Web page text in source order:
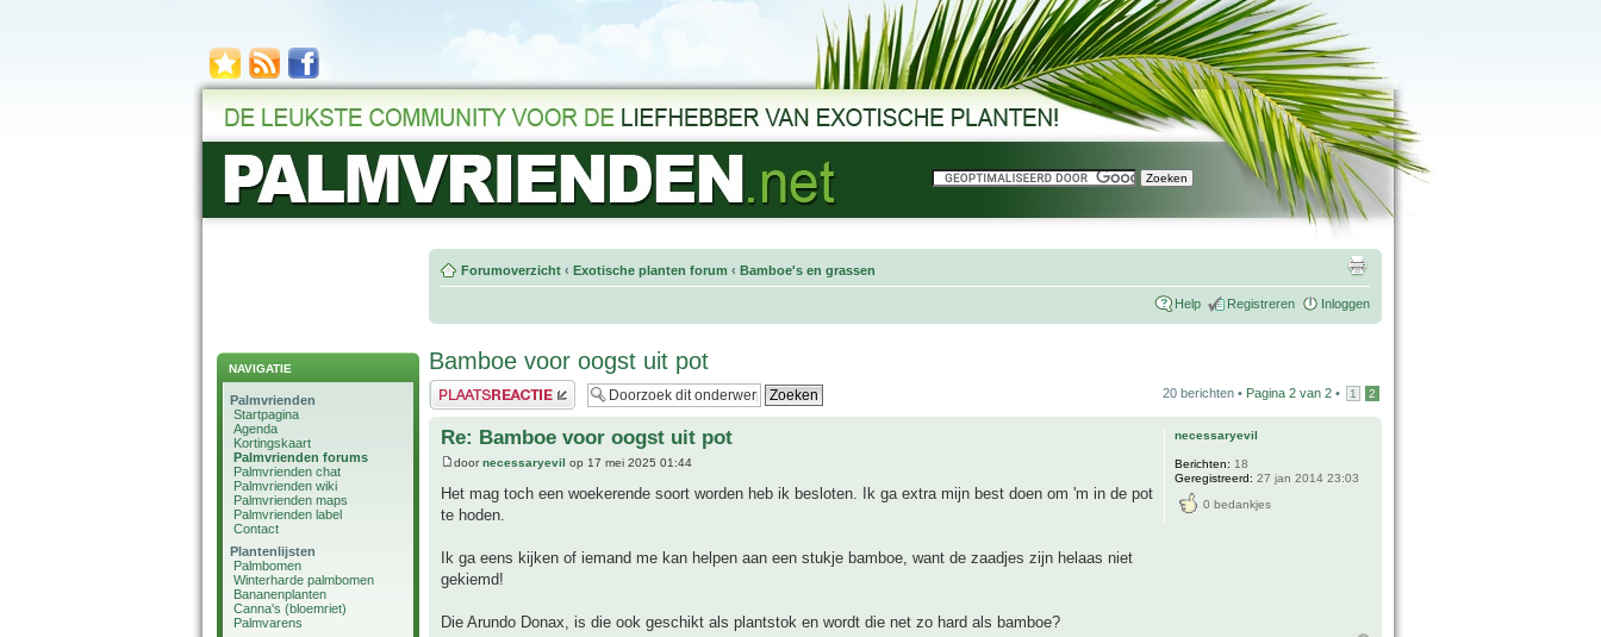
NAVIGATIE
Palmvrienden
Startpagina
Agenda
Kortingskaart
Palmvrienden forums
Palmvrienden chat
Palmvrienden wiki
Palmvrienden maps
Palmvrienden label
Contact
Plantenlijsten
Palmbomen
Winterharde palmbomen
Bananenplanten
Canna's (bloemriet)
Palmvarens
Forumoverzicht ‹ Exotische planten forum ‹ Bamboe's en grassen
Help Registreren Inloggen
Bamboe voor oogst uit pot
Plaats een reactie 20 berichten • Pagina 2 van 2 • 1 2
Re: Bamboe voor oogst uit pot
doornecessaryevil op 17 mei 2025 01:44
Het mag toch een woekerende soort worden heb ik besloten. Ik ga extra mijn best doen om 'm in de pot
te hoden.
Ik ga eens kijken of iemand me kan helpen aan een stukje bamboe, want de zaadjes zijn helaas niet
gekiemd!
Die Arundo Donax, is die ook geschikt als plantstok en wordt die net zo hard als bamboe?
necessaryevil
Berichten: 18
Geregistreerd: 27 jan 2014 23:03
0 bedankjes